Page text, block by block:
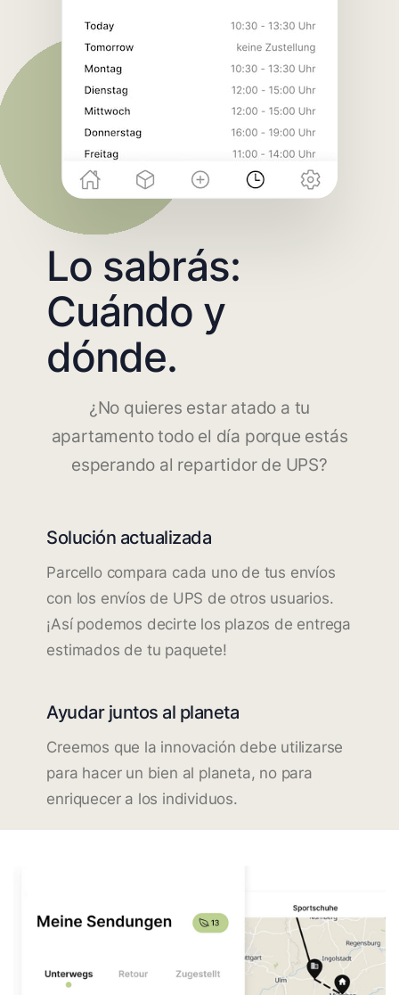
Lo sabrás:
Cuándo y
dónde.
¿No quieres estar atado a tu
apartamento todo el día porque estás
esperando al repartidor de UPS?
Solución actualizada
Parcello compara cada uno de tus envíos
con los envíos de UPS de otros usuarios.
¡Así podemos decirte los plazos de entrega
estimados de tu paquete!
Ayudar juntos al planeta
Creemos que la innovación debe utilizarse
para hacer un bien al planeta, no para
enriquecer a los individuos.